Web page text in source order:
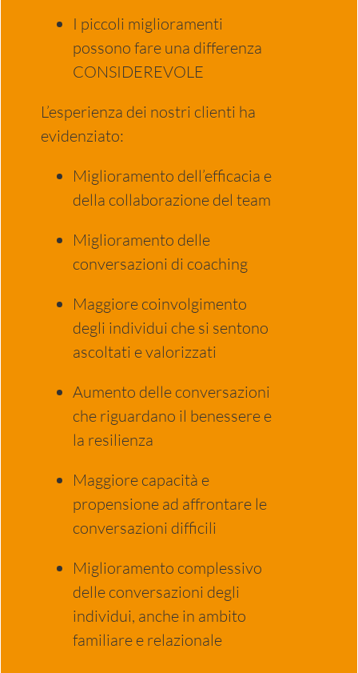
I piccoli miglioramenti
possono fare una differenza
CONSIDEREVOLE
L’esperienza dei nostri clienti ha
evidenziato:
Miglioramento dell’efficacia e
della collaborazione del team
Miglioramento delle
conversazioni di coaching
Maggiore coinvolgimento
degli individui che si sentono
ascoltati e valorizzati
Aumento delle conversazioni
che riguardano il benessere e
la resilienza
Maggiore capacità e
propensione ad affrontare le
conversazioni difficili
Miglioramento complessivo
delle conversazioni degli
individui, anche in ambito
familiare e relazionale